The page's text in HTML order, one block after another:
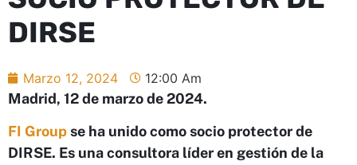
DIRSE
Marzo 12, 2024 12:00 Am
Madrid, 12 de marzo de 2024.
FI Groupse ha unido como socio protector de
DIRSE. Es una consultora líder en gestión de la